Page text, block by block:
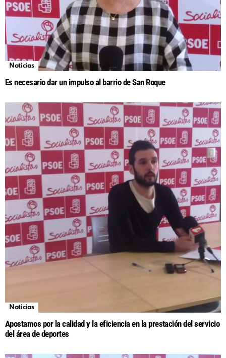
Noticias
Es necesario dar un impulso al barrio de San Roque
Noticias
Apostamos por la calidad y la eficiencia en la prestación del servicio
del área de deportes